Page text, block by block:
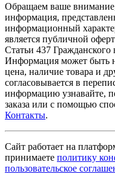
Обращаем ваше внимание,
информация,
информационный
является публичной
Статьи 437
Информация может быть
цена, наличие товара и
согласовывается в
информацию узнавайте,
заказа или с помощью
Контакты.
Сайт работает на
принимаете политику
пользовательское